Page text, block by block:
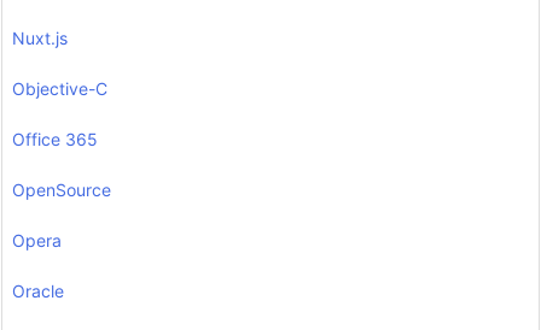
Nuxt.js
Objective-C
Office 365
OpenSource
Opera
Oracle